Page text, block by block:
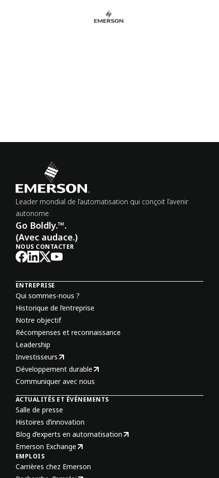
Leader mondial de l’automatisation qui conçoit l’avenir
autonome.
Go Boldly.™.
(Avec audace.)
NOUS CONTACTER
ENTREPRISE
Qui sommes-nous ?
Historique de l’entreprise
Notre objectif
Récompenses et reconnaissance
Leadership
Investisseurs
Développement durable
Communiquer avec nous
ACTUALITÉS ET ÉVÉNEMENTS
Salle de presse
Histoires d’innovation
Blog d’experts en automatisation
Emerson Exchange
EMPLOIS
Carrières chez Emerson